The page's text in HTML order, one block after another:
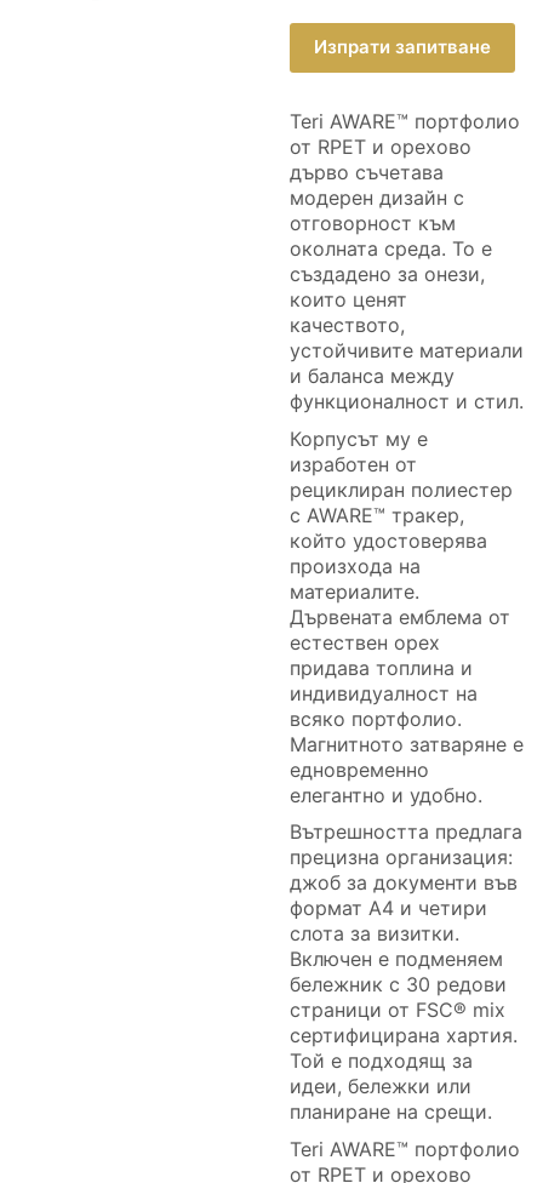
Изпрати запитване
Teri AWARE™ портфолио
от RPET и орехово
дърво съчетава
модерен дизайн с
отговорност към
околната среда. То е
създадено за онези,
които ценят
качеството,
устойчивите материали
и баланса между
функционалност и стил.
Корпусът му е
изработен от
рециклиран полиестер
с AWARE™ тракер,
който удостоверява
произхода на
материалите.
Дървената емблема от
естествен орех
придава топлина и
индивидуалност на
всяко портфолио.
Магнитното затваряне е
едновременно
елегантно и удобно.
Вътрешността предлага
прецизна организация:
джоб за документи във
формат A4 и четири
слота за визитки.
Включен е подменяем
бележник с 30 редови
страници от FSC® mix
сертифицирана хартия.
Той е подходящ за
идеи, бележки или
планиране на срещи.
Teri AWARE™ портфолио
от RPET и орехово